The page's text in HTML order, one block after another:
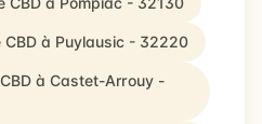
à Puylausic - 32220
à Castet-Arrouy -